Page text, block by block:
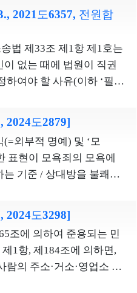
시근로소집 대상이 되지
나라는 이례적 분단국가
여 정전상태에 있고, 북한
되고 있다. 현역병은 원칙
서 합숙복무를 하고 있으
부대를 방어하는 역할까
. 한편, 자녀가 있는 현역병
한 상근예비역 복무 기회
목적, 수행업무, 군 인력
질적 강도와 현역 등의 복
을 이행한다는 대체복무
볼 때, 복무기관조항, 기간
로 인한 고역의 정도가 지
생방, 각개전투, 완전군
무를 기본으로 하므로 육
와 위험에 노출된 다. 전시
현역병은 생명의 위험을
서게 되지만, 대체복무요
리나라는 이례적 분단국
하여 정전상태에 있고, 북
속되고 있다. 현역병은 원
에서 합숙복무를 하고 있
와 부대를 방어하는 역할
다. 한편, 자녀가 있는 현역
능한 상근예비역 복무 기
의 목적, 수행업무, 군 인
이를 철저히 예방할 필요
행정상의 제재수단만으
충분히 방지할 수 있다고
라서 심판대상조항은 책
원칙에 위배되지 않는다.
의무조항의 문언만으로는
성’에 관한 정의규정인 선
6호 역시 포괄적이고 광범
의 다른 규정들을 살펴보
점을 확인할 수 있을 뿐이
의 대상이 되는 감항성의
어떠한 것인지는 선박안
하위법령에도 규정되어
로 이어질 여지도 있으나
나 신뢰보호원칙의 측면
헌법불합치결정 이후 신
분할연금 지급사유가 발
시행일 이후에 이행기가
것으로 보기 어렵고, 종전
지에도 어긋난다. 따라
평등원칙에 위반된다. 2.
성은 신법 조항 시행 후
있는 것이 아니라, 종전 헌
에 분할연금 지급 사유
조항 시행일 이후에 이행
연금 수급권에 대하여도
지 않은 것이 평등원칙에
정할 특별한 이유를 찾을
상조항은 국가 등과 학교
유 없이 차별취급한다고
원칙에 위반되지 않는
재판관 이은애의 반대의
나 ‘공공기관의 운영에
공기관에 해당하는 학교
하다. 사립학교의 교육용
개발사업은, 그 재산이 학
고려할 때, 개발부담금 제
는 ‘개발이익의 독점’이나
등을 유발한다고 보기 어
당하는 사업은, 국가 등이
건 입법예고기간에 대한
다. 2. 심판대상조항은
고지방법에 관한 규정인
과ㆍ징수에 관한 본질적
직접 규정할 사항이 아니
의 징수를 규정하는 상
여 수신료 납부통지에 관
정하는 집행명령이다. 집
의 구체적ㆍ개별적 위임
내용을 정할 수 없다는 한
조항은 청구인이 방송법
항에 따라 수신료 징수업
그 구체적인 시행방법을
인을 구하는 절차를 반복
법률관계인 혼인관계 자
유효·적절한 수단일 수 있
이 없는 한 혼인관계가 이
하더라도 혼인무효의 확
과 같다. ① 무효인 혼인과
다르다. 무효인 혼인은 처
이 발생하지 않는다. 따라
이었던 사람과의 혼인금
법 제328조 제1항 등) 등
. 반면 혼인관계가 이혼으
그 효력은 장래에 대해서
전에 혼인을 전제로 발생
2021도6357, 전원합
법 제33조 제1항 제1호는
없는 때에 법원이 직권
하여야 할 사유(이하 ‘필요
정하고 있다. 대법원
법 제33조 제1항 제1호의
’란, 원래 구속제도가 형
벌의 집행을 확보하기 위
과 절차 아래 피고인의 신
사건에서 구속되어 재판
하고, 피고인이 해당 형사
사건, 즉 별건으로 구속되
사건에서 유죄로 확정되
2024도2879]
외부적 명예) 및 ‘모
표현이 모욕죄의 모욕에
기준 / 상대방을 불쾌하
내면서 경미한 수준의 추
이 사용된 경우, 모욕죄의
는지 여부(원칙적 소극)
2024도3298]
조에 의하여 준용되는 민
1항, 제184조에 의하면,
람의 주소·거소·영업소 또